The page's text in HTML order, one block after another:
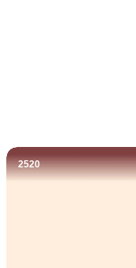
2520